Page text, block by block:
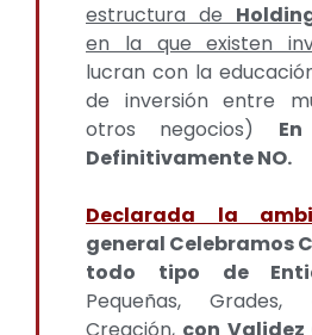
estructura de
en la que existen
lucran con la
de inversión entre
otros negocios)
Definitivamente NO.
Declarada la
general Celebramos
todo tipo de
Pequeñas,